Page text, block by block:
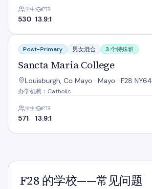
学生
530
PTR
13.9:1
Sancta Maria College
Post-Primary 男女混合 3 个特殊班
Sancta Maria College
Louisburgh, Co Mayo · Mayo · F28 NY64
办学机构：Catholic
学生
571
PTR
13.9:1
F28 的学校——常见问题